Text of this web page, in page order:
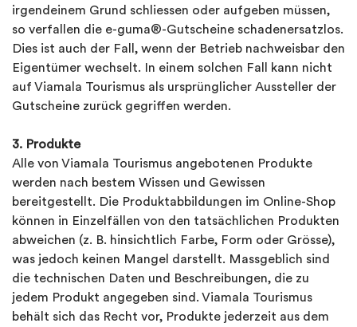
irgendeinem Grund schliessen oder aufgeben müssen,
so verfallen die e-guma®-Gutscheine schadenersatzlos.
Dies ist auch der Fall, wenn der Betrieb nachweisbar den
Eigentümer wechselt. In einem solchen Fall kann nicht
auf Viamala Tourismus als ursprünglicher Aussteller der
Gutscheine zurück gegriffen werden.
3. Produkte
Alle von Viamala Tourismus angebotenen Produkte
werden nach bestem Wissen und Gewissen
bereitgestellt. Die Produktabbildungen im Online-Shop
können in Einzelfällen von den tatsächlichen Produkten
abweichen (z. B. hinsichtlich Farbe, Form oder Grösse),
was jedoch keinen Mangel darstellt. Massgeblich sind
die technischen Daten und Beschreibungen, die zu
jedem Produkt angegeben sind. Viamala Tourismus
behält sich das Recht vor, Produkte jederzeit aus dem